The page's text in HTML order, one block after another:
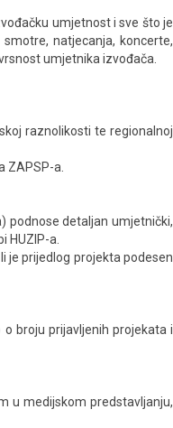
umjetnost i sve što je
natjecanja, koncerte,
umjetnika izvođača.
raznolikosti te regionalnoj
ZAPSP-a.
podnose detaljan umjetnički,
HUZIP-a.
je prijedlog projekta podesen
o broju prijavljenih projekata i
u medijskom predstavljanju,